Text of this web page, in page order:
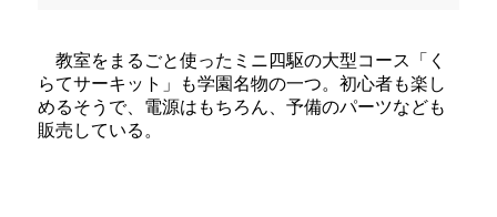
教室をまるごと使ったミニ四駆の大型コース「く
らてサーキット」も学園名物の一つ。初心者も楽し
めるそうで、電源はもちろん、予備のパーツなども
販売している。